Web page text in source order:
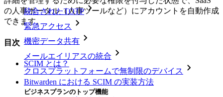
統合されたTOTP
緊急アクセス
機密データ共有
メールエイリアスの統合
クロスプラットフォームで無制限のデバイス
ビジネスプランのトップ機能
の人事ポータル（人事ツールなど）にアカウントを自動作成
できます。
目次
SCIM とは？
Bitwarden における SCIM の実装方法